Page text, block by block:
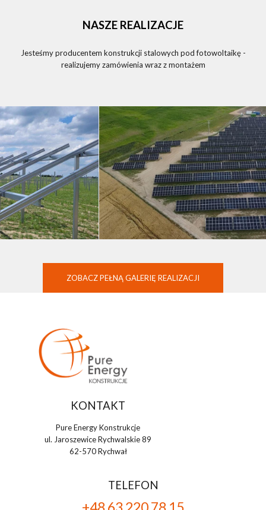
NASZE REALIZACJE
Jesteśmy producentem konstrukcji stalowych pod fotowoltaikę -
realizujemy zamówienia wraz z montażem
ZOBACZ PEŁNĄ GALERIĘ REALIZACJI
KONTAKT
Pure Energy Konstrukcje
ul. Jaroszewice Rychwalskie 89
62-570 Rychwał
TELEFON